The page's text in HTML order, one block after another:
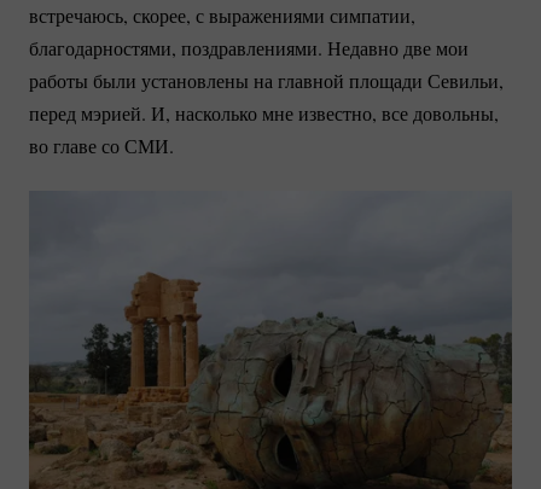
встречаюсь, скорее, с выражениями симпатии,
благодарностями, поздравлениями. Недавно две мои
работы были установлены на главной площади Севильи,
перед мэрией. И, насколько мне известно, все довольны,
во главе со СМИ.